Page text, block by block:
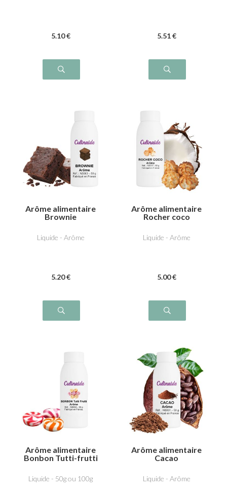
5.10 € 5.51 €
Arôme alimentaire
Brownie
Liquide - Arôme
5.20 €
Arôme alimentaire
Rocher coco
Liquide - Arôme
5.00 €
Arôme alimentaire
Bonbon Tutti-frutti
Liquide - 50g ou 100g
Arôme alimentaire
Cacao
Liquide - Arôme